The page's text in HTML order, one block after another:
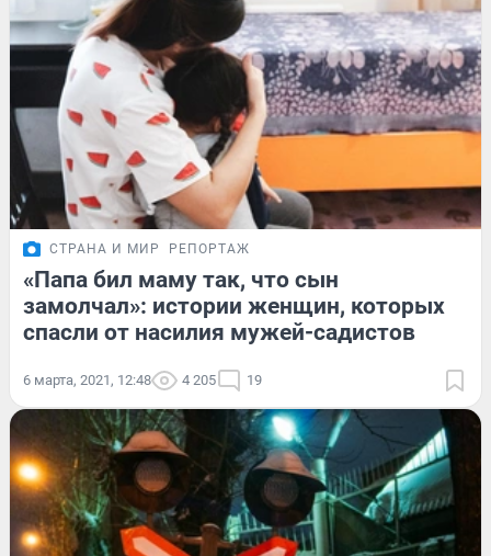
СТРАНА И МИР РЕПОРТАЖ
«Папа бил маму так, что сын
замолчал»: истории женщин, которых
спасли от насилия мужей-садистов
6 марта, 2021, 12:48 4 205 19